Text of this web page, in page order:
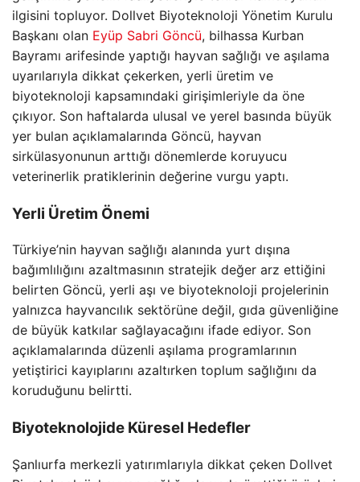
ilgisini topluyor. Dollvet Biyoteknoloji Yönetim Kurulu
Başkanı olan Eyüp Sabri Göncü, bilhassa Kurban
Bayramı arifesinde yaptığı hayvan sağlığı ve aşılama
uyarılarıyla dikkat çekerken, yerli üretim ve
biyoteknoloji kapsamındaki girişimleriyle da öne
çıkıyor. Son haftalarda ulusal ve yerel basında büyük
yer bulan açıklamalarında Göncü, hayvan
sirkülasyonunun arttığı dönemlerde koruyucu
veterinerlik pratiklerinin değerine vurgu yaptı.
Yerli Üretim Önemi
Türkiye’nin hayvan sağlığı alanında yurt dışına
bağımlılığını azaltmasının stratejik değer arz ettiğini
belirten Göncü, yerli aşı ve biyoteknoloji projelerinin
yalnızca hayvancılık sektörüne değil, gıda güvenliğine
de büyük katkılar sağlayacağını ifade ediyor. Son
açıklamalarında düzenli aşılama programlarının
yetiştirici kayıplarını azaltırken toplum sağlığını da
koruduğunu belirtti.
Biyoteknolojide Küresel Hedefler
Şanlıurfa merkezli yatırımlarıyla dikkat çeken Dollvet